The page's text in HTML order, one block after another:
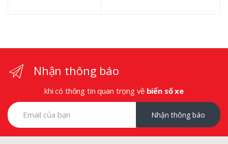
Nhận thông báo
khi có thông tin quan trọng về biển số xe
Nhận thông báo